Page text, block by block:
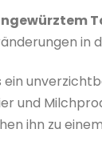
in
und
ihn zu